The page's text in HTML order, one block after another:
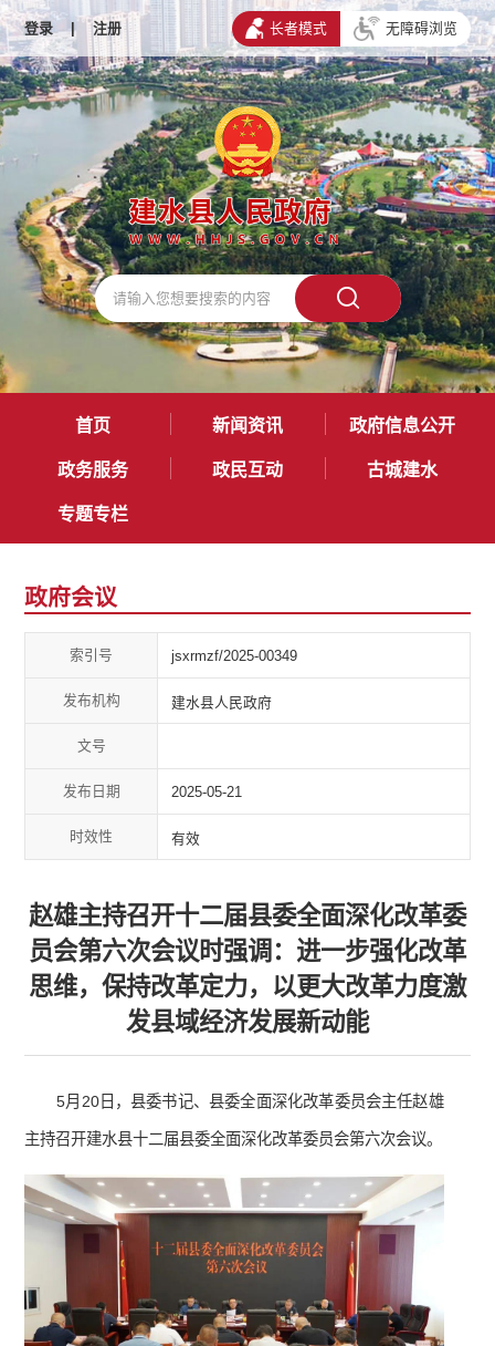
登录 | 注册 长者模式 无障碍浏览
首页 新闻资讯 政府信息公开
政务服务 政民互动 古城建水
专题专栏
政府会议
索引号 jsxrmzf/2025-00349
发布机构 建水县人民政府
文号
发布日期 2025-05-21
时效性 有效
赵雄主持召开十二届县委全面深化改革委
员会第六次会议时强调：进一步强化改革
思维，保持改革定力，以更大改革力度激
发县域经济发展新动能
5月20日，县委书记、县委全面深化改革委员会主任赵雄
主持召开建水县十二届县委全面深化改革委员会第六次会议。